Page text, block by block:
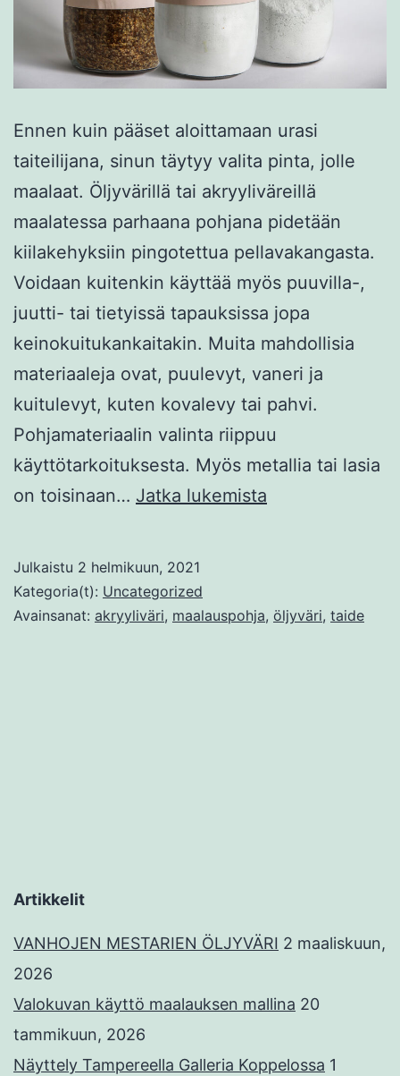
Ennen kuin pääset aloittamaan urasi
taiteilijana, sinun täytyy valita pinta, jolle
maalaat. Öljyvärillä tai akryyliväreillä
maalatessa parhaana pohjana pidetään
kiilakehyksiin pingotettua pellavakangasta.
Voidaan kuitenkin käyttää myös puuvilla-,
juutti- tai tietyissä tapauksissa jopa
keinokuitukankaitakin. Muita mahdollisia
materiaaleja ovat, puulevyt, vaneri ja
kuitulevyt, kuten kovalevy tai pahvi.
Pohjamateriaalin valinta riippuu
käyttötarkoituksesta. Myös metallia tai lasia
on toisinaan… Jatka lukemista
Julkaistu 2 helmikuun, 2021
Kategoria(t): Uncategorized
Avainsanat: akryyliväri, maalauspohja, öljyväri, taide
Artikkelit
VANHOJEN MESTARIEN ÖLJYVÄRI 2 maaliskuun,
2026
Valokuvan käyttö maalauksen mallina 20
tammikuun, 2026
Näyttely Tampereella Galleria Koppelossa 1